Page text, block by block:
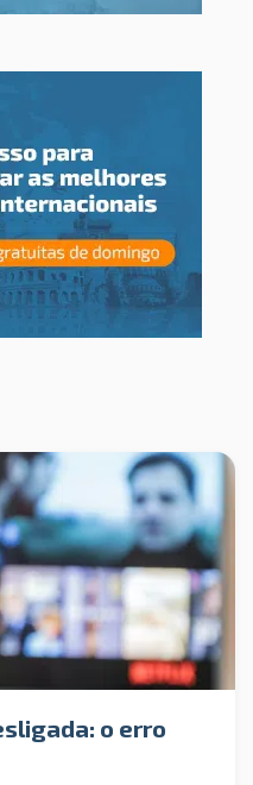
o erro